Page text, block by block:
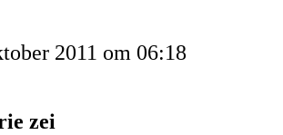
2011 om 06:18
zei